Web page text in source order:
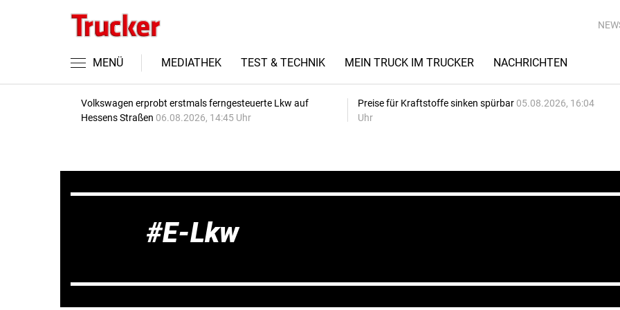
MENÜ MEDIATHEK TEST & TECHNIK MEIN TRUCK IM TRUCKER NACHRICHTEN
Volkswagen erprobt erstmals ferngesteuerte Lkw auf
Hessens Straßen 06.08.2026, 14:45 Uhr
Preise für Kraftstoffe sinken spürbar 05.08.2026, 16:04
Uhr
E-Lkw